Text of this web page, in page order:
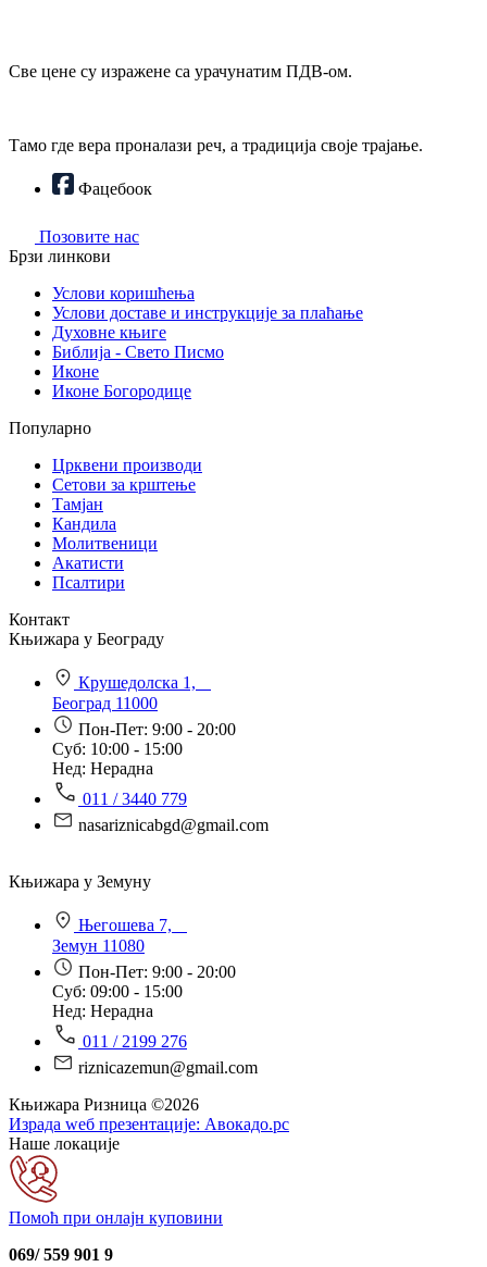
Све цене су изражене са урачунатим ПДВ-ом.
Тамо где вера проналази реч, а традиција своје трајање.
Фацебоок
Позовите нас
Брзи линкови
Услови коришћења
Услови доставе и инструкције за плаћање
Духовне књиге
Библија - Свето Писмо
Иконе
Иконе Богородице
Популарно
Црквени производи
Сетови за крштење
Тамјан
Кандила
Молитвеници
Акатисти
Псалтири
Контакт
Књижара у Београду
Крушедолска 1,
Београд 11000
Пон-Пет: 9:00 - 20:00
Суб: 10:00 - 15:00
Нед: Нерадна
011 / 3440 779
nasariznicabgd@gmail.com
Књижара у Земуну
Његошева 7,
Земун 11080
Пон-Пет: 9:00 - 20:00
Суб: 09:00 - 15:00
Нед: Нерадна
011 / 2199 276
riznicazemun@gmail.com
Књижара Ризница ©️2026
Израда wеб презентације: Авокадо.рс
Наше локације
Помоћ при онлајн куповини
069/ 559 901 9